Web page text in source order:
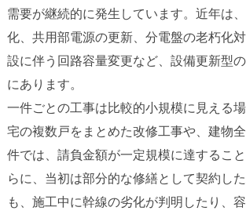
需要が継続的に発生しています。近年は
化、共用部電源の更新、分電盤の老朽化
設に伴う回路容量変更など、設備更新型
にあります。
一件ごとの工事は比較的小規模に見える
宅の複数戸をまとめた改修工事や、建物
件では、請負金額が一定規模に達するこ
らに、当初は部分的な修繕として契約し
も、施工中に幹線の劣化が判明したり、